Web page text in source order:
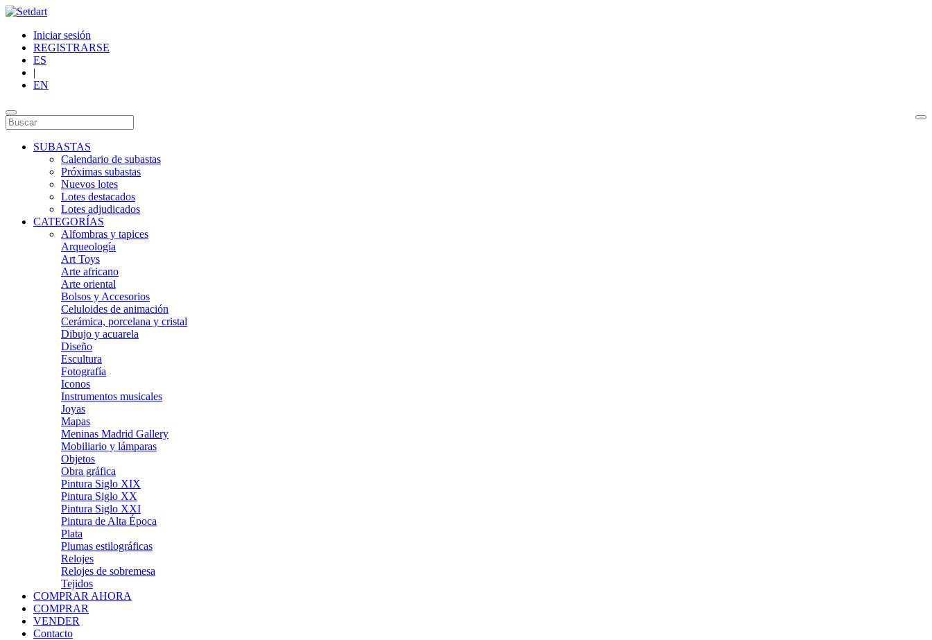
Iniciar sesión
REGISTRARSE
ES
|
EN
SUBASTAS
Calendario de subastas
Próximas subastas
Nuevos lotes
Lotes destacados
Lotes adjudicados
CATEGORÍAS
Alfombras y tapices
Arqueología
Art Toys
Arte africano
Arte oriental
Bolsos y Accesorios
Celuloides de animación
Cerámica, porcelana y cristal
Dibujo y acuarela
Diseño
Escultura
Fotografía
Iconos
Instrumentos musicales
Joyas
Mapas
Meninas Madrid Gallery
Mobiliario y lámparas
Objetos
Obra gráfica
Pintura Siglo XIX
Pintura Siglo XX
Pintura Siglo XXI
Pintura de Alta Época
Plata
Plumas estilográficas
Relojes
Relojes de sobremesa
Tejidos
COMPRAR AHORA
COMPRAR
VENDER
Contacto